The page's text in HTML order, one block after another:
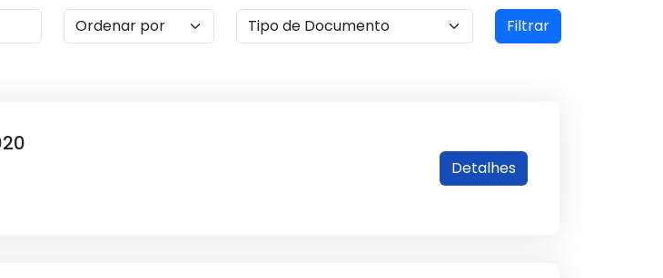
Filtrar
Detalhes